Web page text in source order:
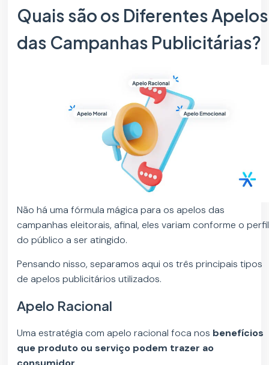
Quais são os Diferentes Apelos
das Campanhas Publicitárias?
Não há uma fórmula mágica para os apelos das
campanhas eleitorais, afinal, eles variam conforme o perfil
do público a ser atingido.
Pensando nisso, separamos aqui os três principais tipos
de apelos publicitários utilizados.
Apelo Racional
Uma estratégia com apelo racional foca nos benefícios
que produto ou serviço podem trazer ao